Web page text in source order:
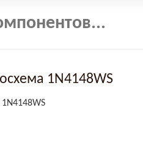
1N4148WS
1N4148WS